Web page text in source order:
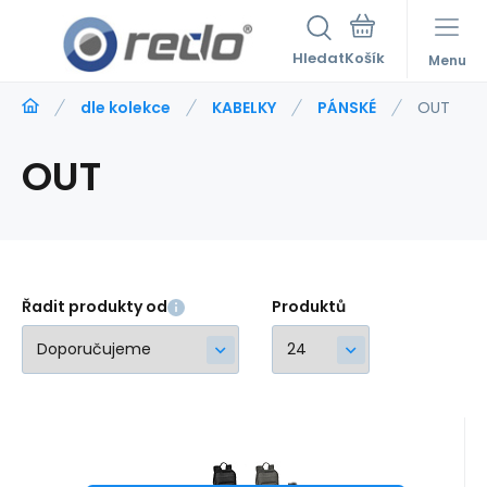
Hledat Menu
dle kolekce KABELKY PÁNSKÉ OUT
OUT
Řadit produkty od Produktů
Kód: 524941
skladem